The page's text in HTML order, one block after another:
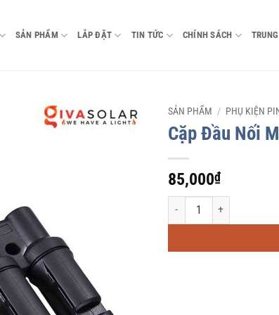
SẢN PHẨM LẮP ĐẶT TIN TỨC CHÍNH SÁCH
SẢN PHẨM / PHỤ KIỆN
Cặp Đầu Nối
85,000₫
Cặp Đầu Nối MC4 Chữ T